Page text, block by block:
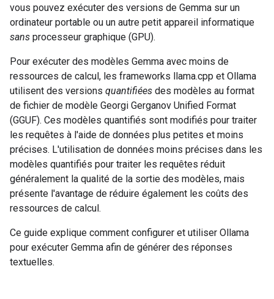
vous pouvez exécuter des versions de Gemma sur un
ordinateur portable ou un autre petit appareil informatique
sans processeur graphique (GPU).
Pour exécuter des modèles Gemma avec moins de
ressources de calcul, les frameworks llama.cpp et Ollama
utilisent des versions quantifiées des modèles au format
de fichier de modèle Georgi Gerganov Unified Format
(GGUF). Ces modèles quantifiés sont modifiés pour traiter
les requêtes à l'aide de données plus petites et moins
précises. L'utilisation de données moins précises dans les
modèles quantifiés pour traiter les requêtes réduit
généralement la qualité de la sortie des modèles, mais
présente l'avantage de réduire également les coûts des
ressources de calcul.
Ce guide explique comment configurer et utiliser Ollama
pour exécuter Gemma afin de générer des réponses
textuelles.